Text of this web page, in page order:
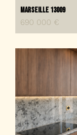
Marseille 13009
690 000 €